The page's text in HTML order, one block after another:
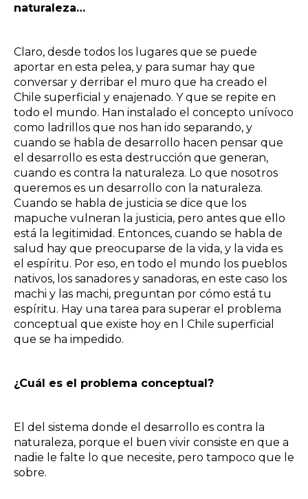
naturaleza…
Claro, desde todos los lugares que se puede
aportar en esta pelea, y para sumar hay que
conversar y derribar el muro que ha creado el
Chile superficial y enajenado. Y que se repite en
todo el mundo. Han instalado el concepto unívoco
como ladrillos que nos han ido separando, y
cuando se habla de desarrollo hacen pensar que
el desarrollo es esta destrucción que generan,
cuando es contra la naturaleza. Lo que nosotros
queremos es un desarrollo con la naturaleza.
Cuando se habla de justicia se dice que los
mapuche vulneran la justicia, pero antes que ello
está la legitimidad. Entonces, cuando se habla de
salud hay que preocuparse de la vida, y la vida es
el espíritu. Por eso, en todo el mundo los pueblos
nativos, los sanadores y sanadoras, en este caso los
machi y las machi, preguntan por cómo está tu
espíritu. Hay una tarea para superar el problema
conceptual que existe hoy en l Chile superficial
que se ha impedido.
¿Cuál es el problema conceptual?
El del sistema donde el desarrollo es contra la
naturaleza, porque el buen vivir consiste en que a
nadie le falte lo que necesite, pero tampoco que le
sobre.